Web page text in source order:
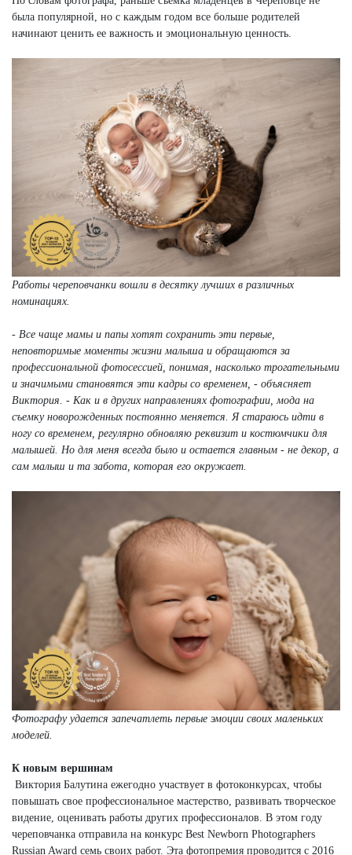
была популярной, но с каждым годом все больше родителей
начинают ценить ее важность и эмоциональную ценность.
Работы череповчанки вошли в десятку лучших в различных
номинациях.
- Все чаще мамы и папы хотят сохранить эти первые,
неповторимые моменты жизни малыша и обращаются за
профессиональной фотосессией, понимая, насколько трогательными
и значимыми становятся эти кадры со временем, - объясняет
Виктория. - Как и в других направлениях фотографии, мода на
съемку новорожденных постоянно меняется. Я стараюсь идти в
ногу со временем, регулярно обновляю реквизит и костюмчики для
малышей. Но для меня всегда было и остается главным - не декор, а
сам малыш и та забота, которая его окружает.
Фотографу удается запечатлеть первые эмоции своих маленьких
моделей.
К новым вершинам
Виктория Балутина ежегодно участвует в фотоконкурсах, чтобы
повышать свое профессиональное мастерство, развивать творческое
видение, оценивать работы других профессионалов. В этом году
череповчанка отправила на конкурс Best Newborn Photographers
Russian Award семь своих работ. Эта фотопремия проводится с 2016